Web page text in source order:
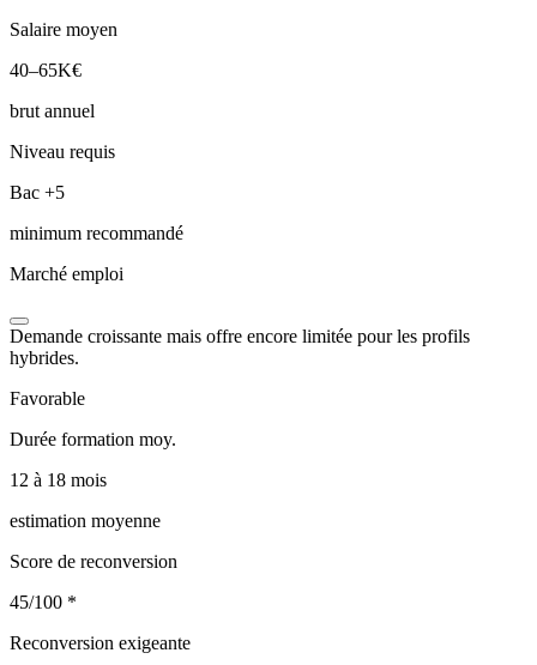
Salaire moyen
40–65K€
brut annuel
Niveau requis
Bac +5
minimum recommandé
Marché emploi
Demande croissante mais offre encore limitée pour les profils
hybrides.
Favorable
Durée formation moy.
12 à 18 mois
estimation moyenne
Score de reconversion
45/100 *
Reconversion exigeante